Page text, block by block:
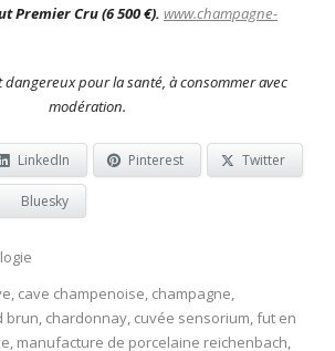
Premier Cru (6 500 €). www.champagne-
dangereux pour la santé, à consommer avec
modération.
LinkedIn Pinterest Twitter
Bluesky
, cave champenoise, champagne,
brun, chardonnay, cuvée sensorium,fut en
, manufacture de porcelaine reichenbach,